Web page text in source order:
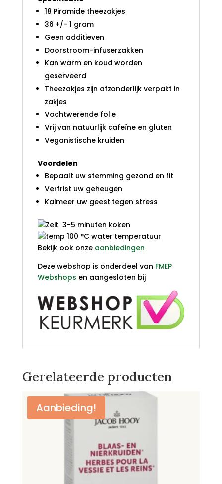
18 Piramide theezakjes
36 +/- 1 gram
Geen additieven
Doorstroom-infuserzakken
Kan warm en koud worden
geserveerd
Theezakjes zijn afzonderlijk verpakt in
zakjes
Vochtwerende folie
Vrij van natuurlijk cafeïne en gluten
Veganistische kruiden
Voordelen
Bepaalt uw stemming gezond en fit
Verfrist uw geheugen
Kalmeer uw geest tegen stress
3-5 minuten koken
100 °C water temperatuur
Bekijk ook onze aanbiedingen
Deze webshop is onderdeel van FMEP
Webshops en aangesloten bij
Gerelateerde producten
Aanbieding!